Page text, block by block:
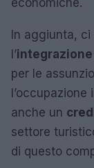
In aggiunta,
l’
per le
anche un
settore
di questo